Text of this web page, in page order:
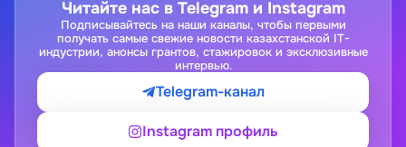
Читайте нас в Telegram и Instagram
Подписывайтесь на наши каналы, чтобы первыми
получать самые свежие новости казахстанской IT-
индустрии, анонсы грантов, стажировок и эксклюзивные
интервью.
Telegram-канал
Instagram профиль